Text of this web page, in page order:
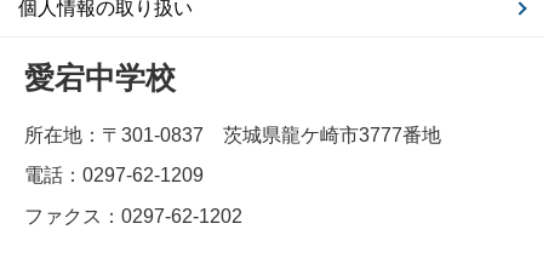
個人情報の取り扱い
愛宕中学校
所在地：〒301-0837 茨城県龍ケ崎市3777番地
電話：0297-62-1209
ファクス：0297-62-1202